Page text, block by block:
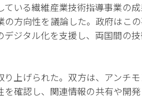
いる繊維産業技術指導事業の
方向性を議論した。政府はこ
ジタル化を支援し、両国間の
上げられた。双方は、アンチ
確認し、関連情報の共有や開